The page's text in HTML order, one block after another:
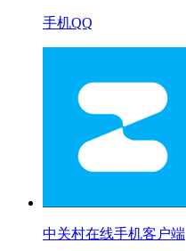
手机QQ
中关村在线手机客户端